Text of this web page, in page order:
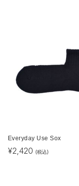
Everyday Use Sox
¥2,420 (税込)